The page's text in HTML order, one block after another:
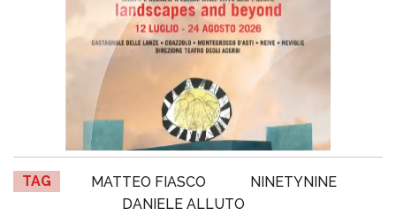
TAG MATTEO FIASCO
NINETYNINE
DANIELE ALLUTO